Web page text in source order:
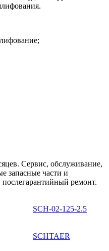
Сервис, обслуживание,
запасные части и
ремонт.
SCH-02-125-2.5
SCHTAER